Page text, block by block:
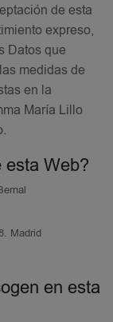
de esta
expreso,
Datos que
medidas de
en la
María Lillo
Web?
Madrid
en esta